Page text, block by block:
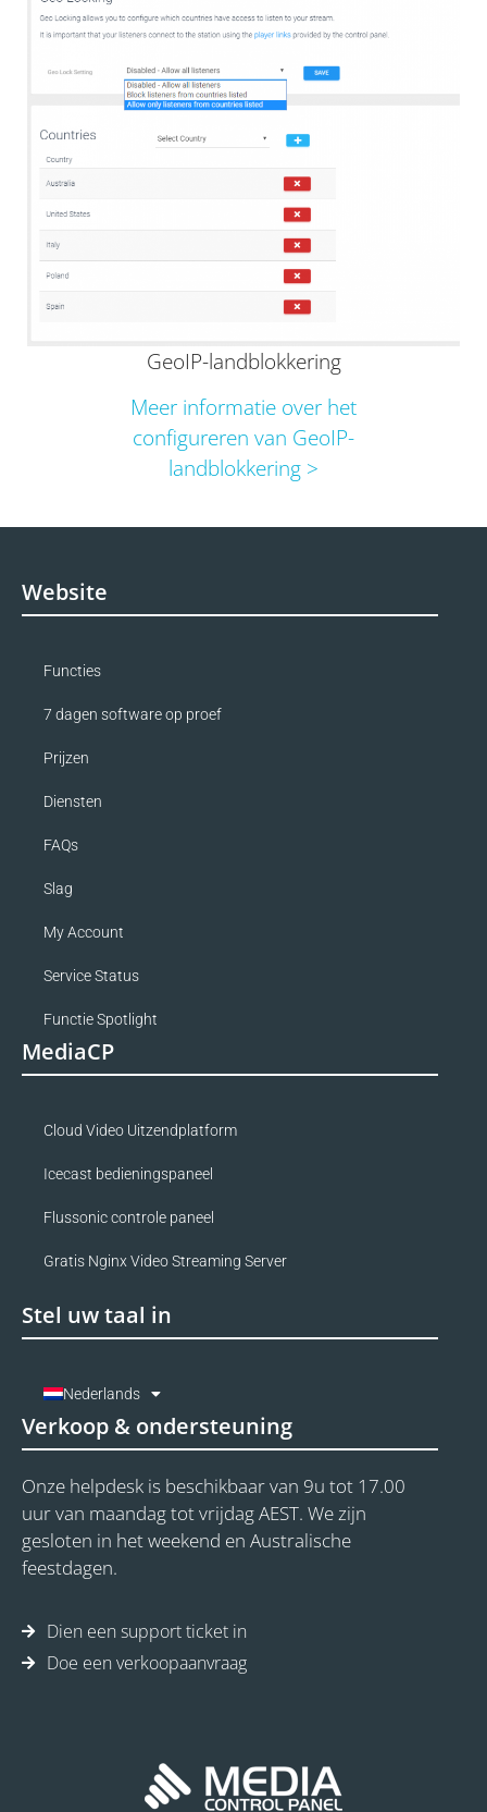
GeoIP-landblokkering
Meer informatie over het
configureren van GeoIP-
landblokkering >
Website
Functies
7 dagen software op proef
Prijzen
Diensten
FAQs
Slag
My Account
Service Status
Functie Spotlight
MediaCP
Cloud Video Uitzendplatform
Icecast bedieningspaneel
Flussonic controle paneel
Gratis Nginx Video Streaming Server
Stel uw taal in
Nederlands
Verkoop & ondersteuning
Onze helpdesk is beschikbaar van 9u tot 17.00
uur van maandag tot vrijdag AEST. We zijn
gesloten in het weekend en Australische
feestdagen.
Dien een support ticket in
Doe een verkoopaanvraag